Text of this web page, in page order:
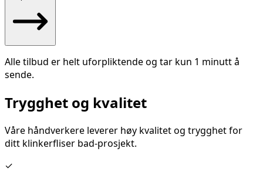
Alle tilbud er helt uforpliktende og tar kun 1 minutt å
sende.
Trygghet og kvalitet
Våre håndverkere leverer høy kvalitet og trygghet for
ditt klinkerfliser bad-prosjekt.
✓